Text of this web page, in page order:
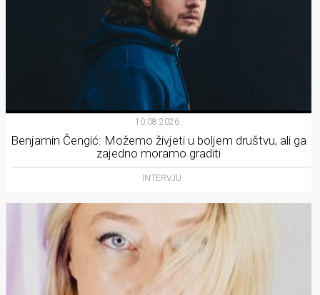
10.08.2026.
Benjamin Čengić: Možemo živjeti u boljem društvu, ali ga
zajedno moramo graditi
INTERVJU